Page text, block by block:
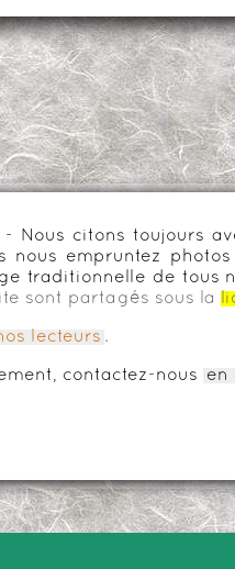
Nous citons toujours
nous empruntez
traditionnelle de tous
sont partagés sous la
lecteurs .
contactez-nous en